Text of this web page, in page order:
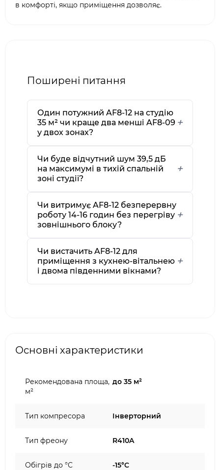
в комфорті, якщо приміщення дозволяє.
Поширені питання
Один потужний AF8-12 на студію
35 м² чи краще два менші AF8-09
у двох зонах?
Чи буде відчутний шум 39,5 дБ
на максимумі в тихій спальній
зоні студії?
Чи витримує AF8-12 безперервну
роботу 14-16 годин без перегріву
зовнішнього блоку?
Чи вистачить AF8-12 для
приміщення з кухнею-вітальнею
і двома південними вікнами?
Основні характеристики
Рекомендована площа,
м²
до 35 м²
Тип компресора Інверторний
Тип фреону R410A
Обігрів до °C -15°C